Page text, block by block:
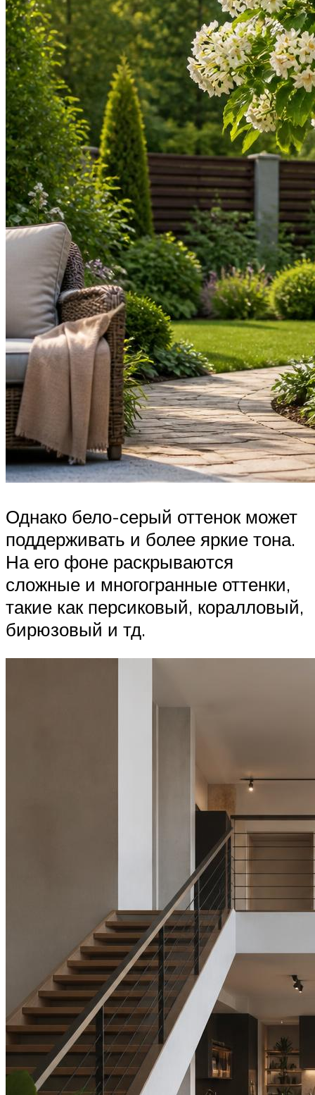
Однако бело-серый оттенок может
поддерживать и более яркие тона.
На его фоне раскрываются
сложные и многогранные оттенки,
такие как персиковый, коралловый,
бирюзовый и тд.